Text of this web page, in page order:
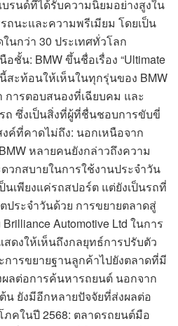
รนด์ที่ได้รับความนิยมอย่างสูงใน
นะและความพรีเมียม โดยเป็น
กว่า 30 ประเทศทั่วโลก
ชั้น: BMW ขึ้นชื่อเรื่อง “Ultimate
สะท้อนให้เห็นในทุกรุ่นของ BMW
ารตอบสนองที่เฉียบคม และ
ถ ซึ่งเป็นสิ่งที่ผู้ที่ชื่นชอบการขับขี่
ค์ที่คาดไม่ถึง: นอกเหนือจาก
หลายคนยังกล่าวถึงความ
วกสบายในการใช้งานประจำวัน
นเพียงแค่รถสปอร์ต แต่ยังเป็นรถที่
ประจำวันด้วย การขยายตลาดสู่
Automotive Ltd ในการ
ดงให้เห็นถึงกลยุทธ์การปรับตัว
ารขยายฐานลูกค้าไปยังตลาดที่มี
ลต่อการค้นหารถยนต์ นอกจาก
ยังมีอีกหลายปัจจัยที่ส่งผลต่อ
คในปี 2568: ตลาดรถยนต์มือ